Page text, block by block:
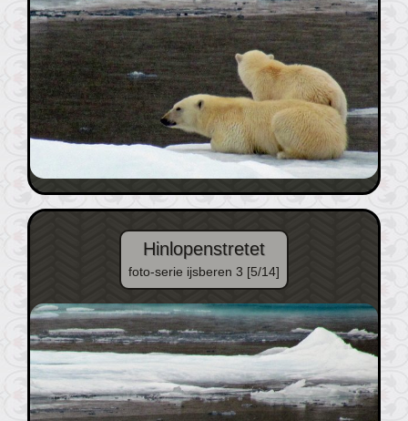
Hinlopenstretet
foto-serie ijsberen 3 [5/14]